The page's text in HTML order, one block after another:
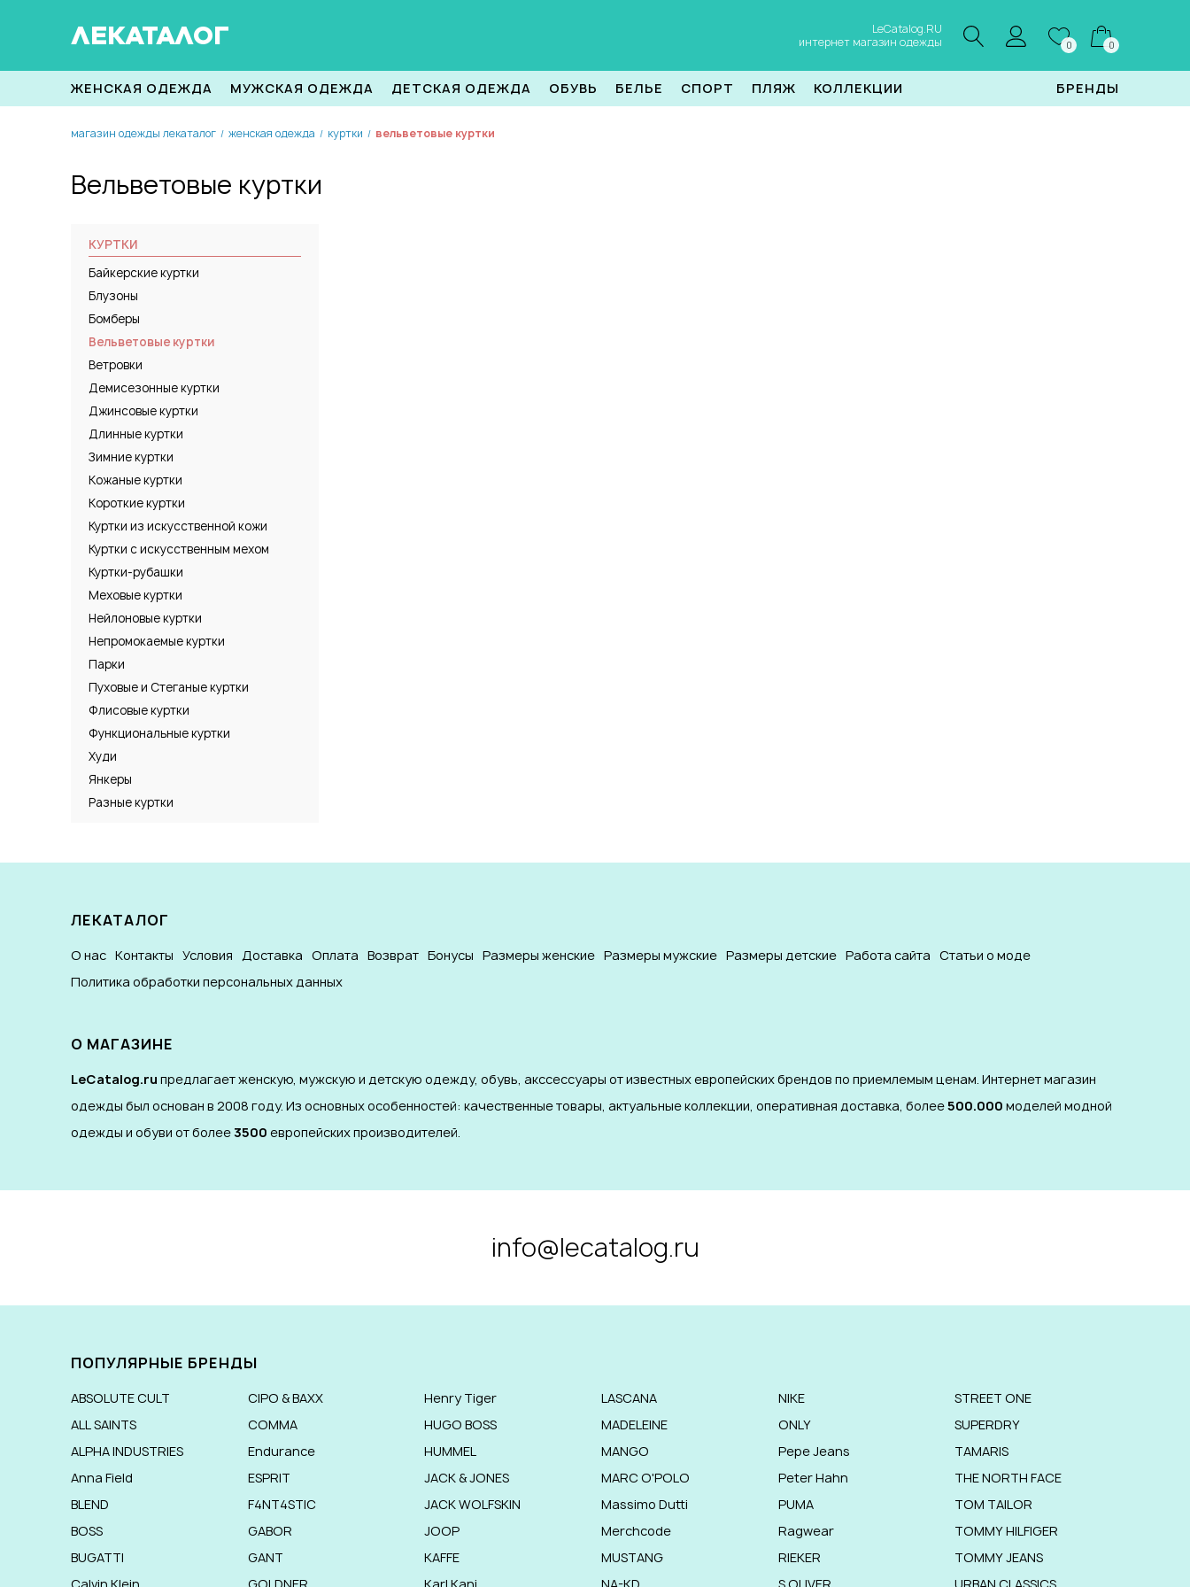
ЛЕКАТАЛОГ
LeCatalog.RU
интернет магазин одежды
0 0
ЖЕНСКАЯ ОДЕЖДА МУЖСКАЯ ОДЕЖДА ДЕТСКАЯ ОДЕЖДА ОБУВЬ БЕЛЬЕ СПОРТ ПЛЯЖ КОЛЛЕКЦИИ БРЕНДЫ
магазин одежды лекаталог / женская одежда / куртки / вельветовые куртки
Вельветовые куртки
КУРТКИ
Байкерские куртки
Блузоны
Бомберы
Вельветовые куртки
Ветровки
Демисезонные куртки
Джинсовые куртки
Длинные куртки
Зимние куртки
Кожаные куртки
Короткие куртки
Куртки из искусственной кожи
Куртки с искусственным мехом
Куртки-рубашки
Меховые куртки
Нейлоновые куртки
Непромокаемые куртки
Парки
Пуховые и Стеганые куртки
Флисовые куртки
Функциональные куртки
Худи
Янкеры
Разные куртки
ЛЕКАТАЛОГ
О нас Контакты Условия Доставка Оплата Возврат Бонусы Размеры женские Размеры мужские Размеры детские Работа сайта Статьи о моде
Политика обработки персональных данных
О МАГАЗИНЕ
LeCatalog.ru предлагает женскую, мужскую и детскую одежду, обувь, акссессуары от известных европейских брендов по приемлемым ценам. Интернет магазин
одежды был основан в 2008 году. Из основных особенностей: качественные товары, актуальные коллекции, оперативная доставка, более500.000 моделей модной
одежды и обуви от более3500 европейских производителей.
info@lecatalog.ru
ПОПУЛЯРНЫЕ БРЕНДЫ
ABSOLUTE CULT
ALL SAINTS
ALPHA INDUSTRIES
Anna Field
BLEND
BOSS
BUGATTI
CIPO & BAXX
COMMA
Endurance
ESPRIT
F4NT4STIC
GABOR
GANT
Henry Tiger
HUGO BOSS
HUMMEL
JACK & JONES
JACK WOLFSKIN
JOOP
KAFFE
LASCANA
MADELEINE
MANGO
MARC O'POLO
Massimo Dutti
Merchcode
MUSTANG
NIKE
ONLY
Pepe Jeans
Peter Hahn
PUMA
Ragwear
RIEKER
STREET ONE
SUPERDRY
TAMARIS
THE NORTH FACE
TOM TAILOR
TOMMY HILFIGER
TOMMY JEANS